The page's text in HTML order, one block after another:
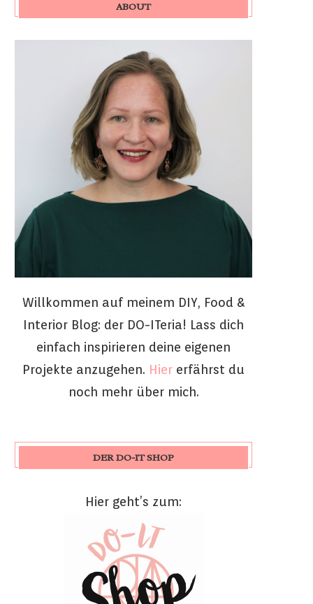
ABOUT
Willkommen auf meinem DIY, Food &
Interior Blog: der DO-ITeria! Lass dich
einfach inspirieren deine eigenen
Projekte anzugehen. Hier erfährst du
noch mehr über mich.
DER DO-IT SHOP
Hier geht’s zum: